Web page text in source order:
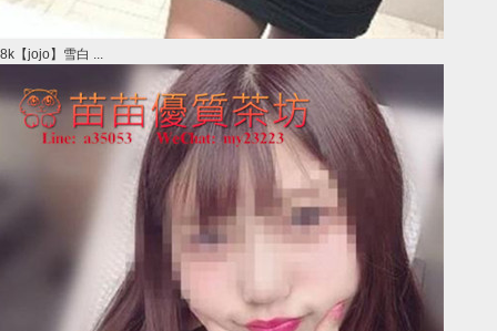
8k【jojo】雪白 ...